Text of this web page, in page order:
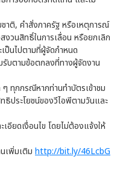
าติ, คำสั่งภาครัฐ หรือเหตุการณ์
วนสิทธิ์ในการเลื่อน หรือยกเลิก
ป็นไปตามที่ผู้จัดกำหนด
บตามข้อตกลงที่ทางผู้จัดงาน
ทุกกรณีหากท่านทำบัตรเข้าชม
ประโยชน์ของวีไอพีตามวันและ
อียดเงื่อนไข โดยไม่ต้องแจ้งให้
เพิ่มเติม http://bit.ly/46LcbG